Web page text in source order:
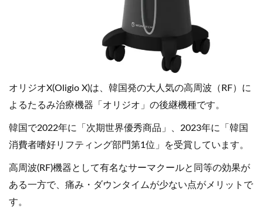
オリジオX(Oligio X)は、韓国発の大人気の高周波（RF）に
よるたるみ治療機器「オリジオ」の後継機種です。
韓国で2022年に「次期世界優秀商品」、2023年に「韓国
消費者嗜好リフティング部門第1位」を受賞しています。
高周波(RF)機器として有名なサーマクールと同等の効果が
ある一方で、痛み・ダウンタイムが少ない点がメリットで
す。